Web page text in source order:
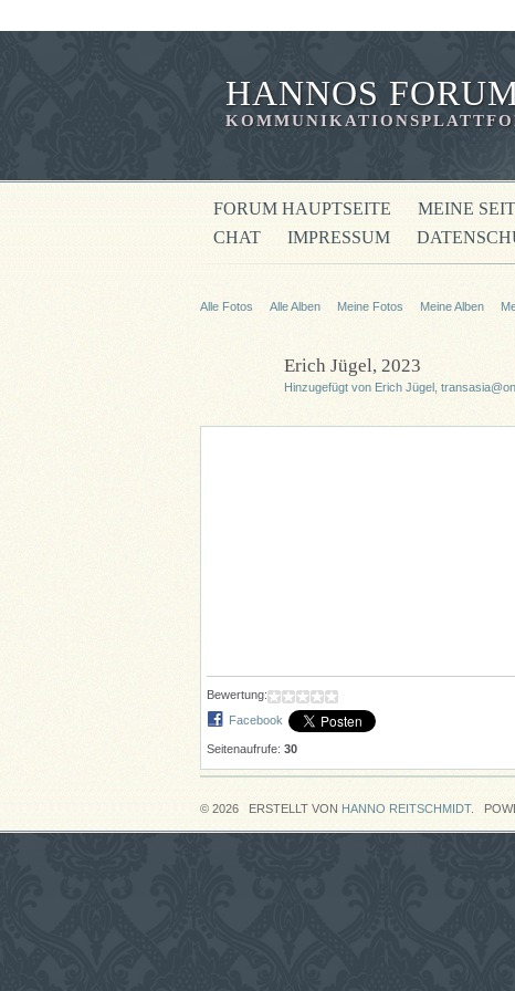
HANNOS
FORUM HAUPTSEITE MEINE
CHAT
IMPRESSUM
Alle Fotos Alle Alben Meine Fotos Meine Alben‎
Erich Jügel, 2023
Hinzugefügt von Erich Jügel,
Bewertung:
Facebook
Seitenaufrufe: 30
© 2026 ERSTELLT VON HANNO REITSCHMIDT.